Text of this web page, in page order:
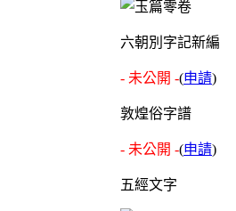
六朝別字記新編
- 未公開 -(申請)
敦煌俗字譜
- 未公開 -(申請)
五經文字